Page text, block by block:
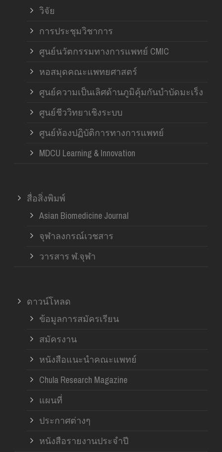
วิจัย
การประชุมวิชาการ
ศูนย์นวัตกรรมทางการแพทย์ CMIC
หอสมุดคณะแพทยศาสตร์
ศูนย์ความเป็นเลิศด้านภูมิคุ้มกันบำบัดมะเร็ง
ศูนย์ชีววิทยาเชิงระบบ
ศูนย์ห้องปฏิบัติการทางการแพทย์
MDCU Learning & Innovation
สื่อสิ่งพิมพ์
Asian Biomedicine Journal
จุฬาลงกรณ์เวชสาร
วารสาร ฬ.จุฬา
ดาวน์โหลด
ข้อมูลการสมัครเรียน
สมัครงาน
หนังสือแนะนำคณะแพทย์
Chula Research Magazine
แผนที่
ประกาศต่างๆ
หนังสือรายงานประจำปี